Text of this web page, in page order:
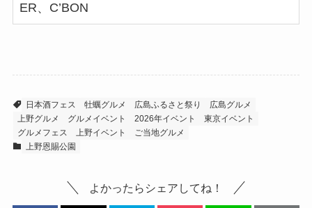
ER、C’BON
日本酒フェス 牡蠣グルメ 広島ふるさと祭り
広島グルメ
上野グルメ
グルメイベント 2026年イベント
東京イベント
グルメフェス
上野イベント
ご当地グルメ
上野恩賜公園
よかったらシェアしてね！